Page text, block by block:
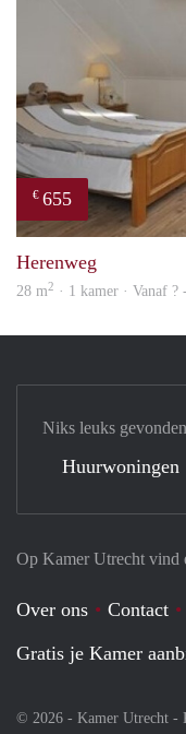
€ 655
Herenweg
28 m2 · 1 kamer · Vanaf ?
Op Kamer Utrecht vind
Over ons Contact
Gratis je Kamer
© 2026 - Kamer Utrecht -
Niks leuks
Huurwoningen